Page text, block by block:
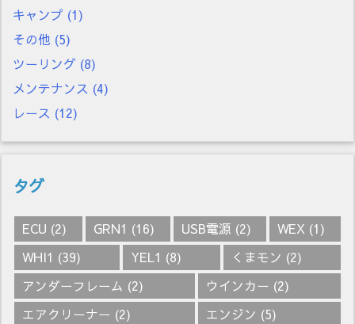
キャンプ (1)
その他 (5)
ツーリング (8)
メンテナンス (4)
レース (12)
タグ
ECU (2) GRN1 (16) USB電源 (2) WEX (1)
WHI1 (39) YEL1 (8) くまモン (2)
アンダーフレーム (2) ウインカー (2)
エアクリーナー (2) エンジン (5)